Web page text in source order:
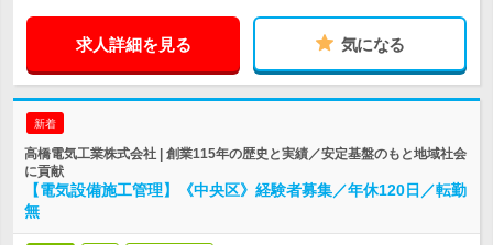
求人詳細を見る 気になる
新着
高橋電気工業株式会社 | 創業115年の歴史と実績／安定基盤のもと地域社会
に貢献
【電気設備施工管理】《中央区》経験者募集／年休120日／転勤
無